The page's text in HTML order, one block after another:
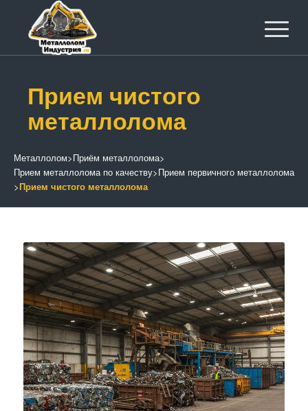
Прием чистого
металлолома
Металлолом>Приём металлолома>
Прием металлолома по качеству>Прием первичного металлолома
>Прием чистого металлолома